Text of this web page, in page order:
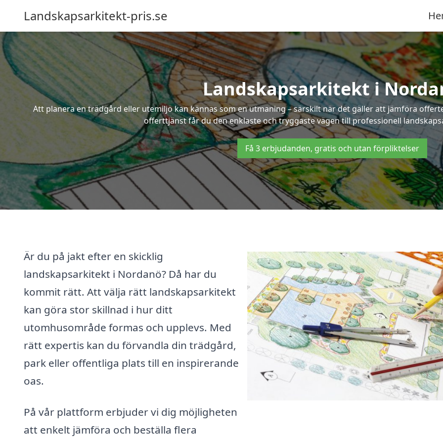
Landskapsarkitekt-pris.se
Landskapsarkitekt i
Att planera en trädgård eller utemiljö kan kännas som en utmaning – särskilt när det gäller att jämföra
offerttjänst får du den enklaste och tryggaste vägen till professionell
Få 3 erbjudanden, gratis och utan förpliktelser
Är du på jakt efter en skicklig
landskapsarkitekt i Nordanö? Då har du
kommit rätt. Att välja rätt landskapsarkitekt
kan göra stor skillnad i hur ditt
utomhusområde formas och upplevs. Med
rätt expertis kan du förvandla din trädgård,
park eller offentliga plats till en inspirerande
oas.
På vår plattform erbjuder vi dig möjligheten
att enkelt jämföra och beställa flera